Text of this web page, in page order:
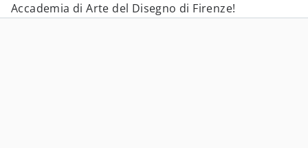
Accademia di Arte del Disegno di Firenze!